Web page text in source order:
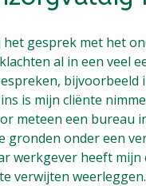
gesprek met het
al in een veel
is mijn cliënte
meteen een bureau
gronden onder een
werkgever heeft mijn
verwijten